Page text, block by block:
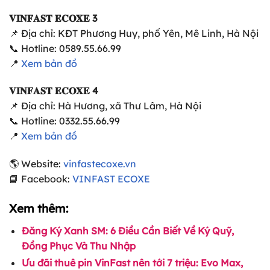
𝐕𝐈𝐍𝐅𝐀𝐒𝐓 𝐄𝐂𝐎𝐗𝐄 3
📌 Địa chỉ: KĐT Phương Huy, phố Yên, Mê Linh, Hà Nội
📞 Hotline: 0589.55.66.99
📍 Xem bản đồ
𝐕𝐈𝐍𝐅𝐀𝐒𝐓 𝐄𝐂𝐎𝐗𝐄 4
📌 Địa chỉ: Hà Hương, xã Thư Lâm, Hà Nội
📞 Hotline: 0332.55.66.99
📍 Xem bản đồ
🌎 Website: vinfastecoxe.vn
📘 Facebook: VINFAST ECOXE
Xem thêm:
Đăng Ký Xanh SM: 6 Điều Cần Biết Về Ký Quỹ,
Đồng Phục Và Thu Nhập
Ưu đãi thuê pin VinFast nên tới 7 triệu: Evo Max,